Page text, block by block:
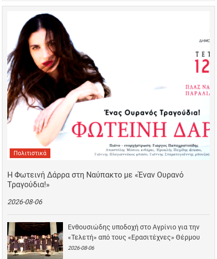
Πολιτιστικά
Η Φωτεινή Δάρρα στη Ναύπακτο με «Έναν Ουρανό
Τραγούδια!»
2026-08-06
Ενθουσιώδης υποδοχή στο Αγρίνιο για την
«Τελετή» από τους «Ερασιτέχνες» Θέρμου
2026-08-06